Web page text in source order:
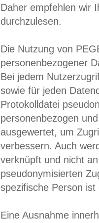
Daher empfehlen wir
durchzulesen.
Die Nutzung von
personenbezogener
Bei jedem
sowie für jeden
Protokolldatei
personenbezogen
ausgewertet, um
verbessern. Auch
verknüpft und nicht
pseudonymisierten
spezifische Person
Eine Ausnahme